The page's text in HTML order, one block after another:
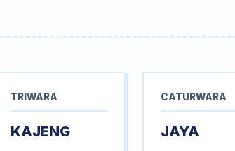
TRIWARA
KAJENG
CATURWARA
JAYA